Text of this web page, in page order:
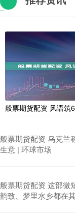
般票期货配资 风语筑
般票期货配资 乌克兰
生意 | 环球市场
般票期货配资 这部微
韵致、梦里水乡都在